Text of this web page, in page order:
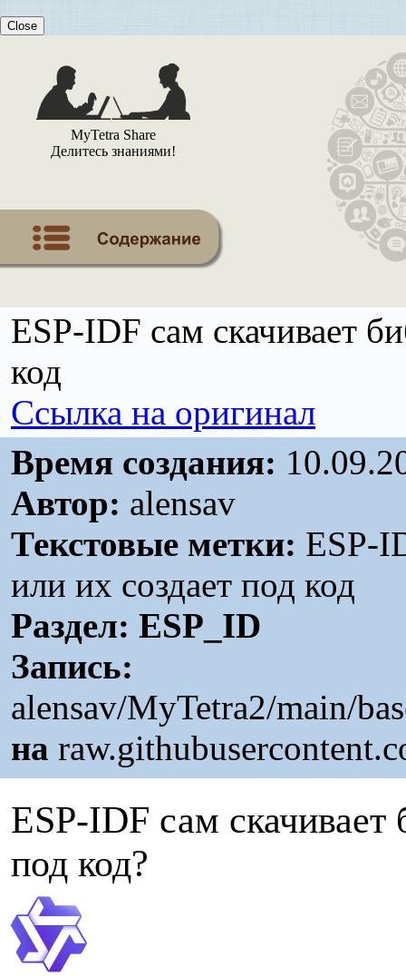
Close
MyTetra Share
Делитесь знаниями!
ESP-IDF сам скачивает
код
Ссылка на оригинал
Время создания:
Автор: alensav
Текстовые метки: ESP-
или их создает под код
Раздел: ESP_ID
Запись:
alensav/MyTetra2/main/
на
ESP-IDF сам скачивает
под код?